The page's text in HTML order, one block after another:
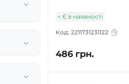
Є в наявності
Код: 2211731231122
486 грн.